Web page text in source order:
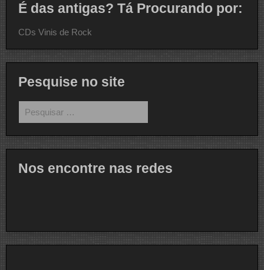
É das antigas? Tá Procurando por:
CDs Vinis de Rock
Pesquise no site
por:
Nos encontre nas redes